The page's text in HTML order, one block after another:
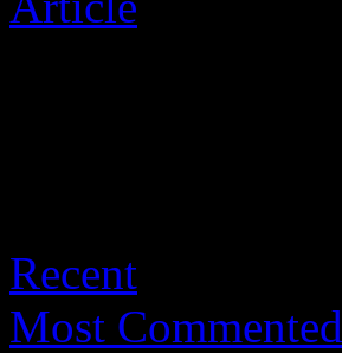
Recent
Most Commented